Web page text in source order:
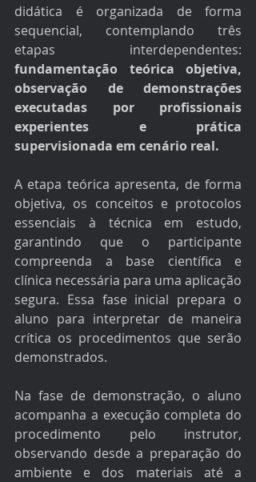
didática é organizada de forma
sequencial, contemplando três
fundamentação teórica objetiva,
observação de demonstrações
executadas por profissionais
experientes e prática
supervisionada em cenário real.
A etapa teórica apresenta, de forma
objetiva, os conceitos e protocolos
essenciais à técnica em estudo,
garantindo que o participante
compreenda a base científica e
clínica necessária para uma aplicação
segura. Essa fase inicial prepara o
aluno para interpretar de maneira
crítica os procedimentos que serão
demonstrados.
Na fase de demonstração, o aluno
acompanha a execução completa do
procedimento pelo instrutor,
observando desde a preparação do
ambiente e dos materiais até a